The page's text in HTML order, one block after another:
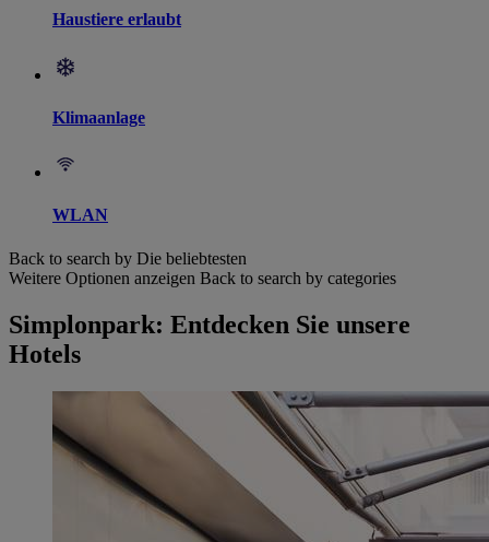
Haustiere erlaubt
Klimaanlage
WLAN
Back to search by Die beliebtesten
Weitere Optionen anzeigen Back to search by categories
Simplonpark: Entdecken Sie unsere
Hotels